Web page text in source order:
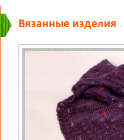
Вязанные изделия